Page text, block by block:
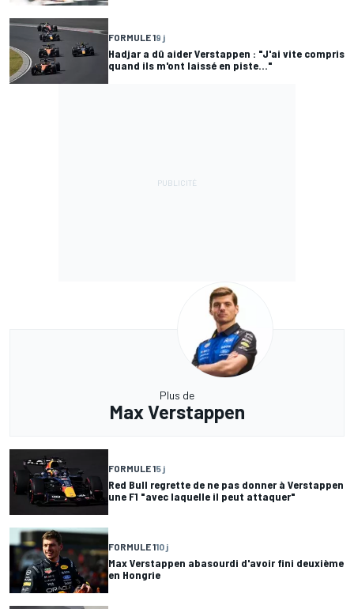
FORMULE 19 j
Hadjar a dû aider Verstappen : "J'ai vite compris
quand ils m'ont laissé en piste..."
Plus de
Max Verstappen
FORMULE 15 j
Red Bull regrette de ne pas donner à Verstappen
une F1 "avec laquelle il peut attaquer"
FORMULE 110 j
Max Verstappen abasourdi d'avoir fini deuxième
en Hongrie